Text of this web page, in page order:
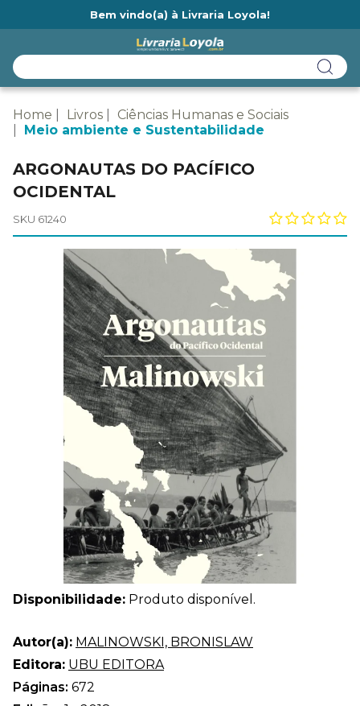
Bem vindo(a) à Livraria Loyola!
Home Livros
Ciências Humanas e Sociais
Meio ambiente e Sustentabilidade
ARGONAUTAS DO PACÍFICO
OCIDENTAL
SKU 61240
Disponibilidade: Produto disponível.
Autor(a): MALINOWSKI, BRONISLAW
Editora: UBU EDITORA
Páginas: 672